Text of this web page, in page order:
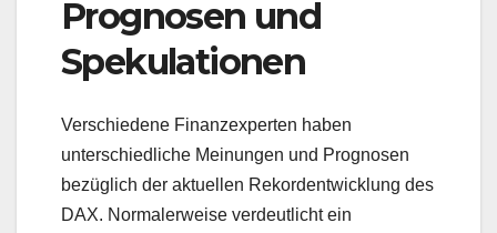
Prognosen und
Spekulationen
Verschiedene Finanzexperten haben
unterschiedliche Meinungen und Prognosen
bezüglich der aktuellen Rekordentwicklung des
DAX. Normalerweise verdeutlicht ein